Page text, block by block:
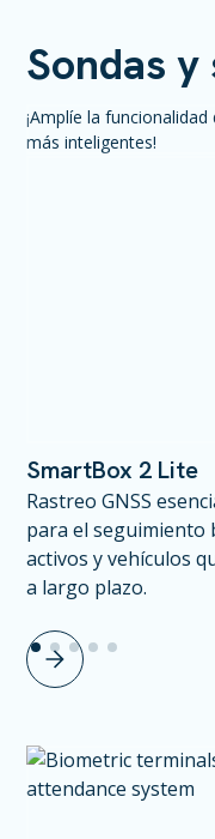
Sondas
¡Amplíe la
más inteligentes!
SmartBox 2 Lite
Rastreo GNSS
para el seguimiento
activos y vehículos
a largo plazo.